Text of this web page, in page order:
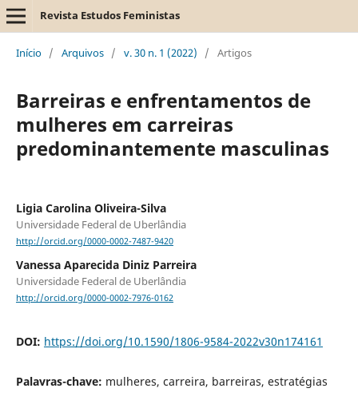
Revista Estudos Feministas
Início / Arquivos / v. 30 n. 1 (2022) / Artigos
Barreiras e enfrentamentos de
mulheres em carreiras
predominantemente masculinas
Ligia Carolina Oliveira-Silva
Universidade Federal de Uberlândia
http://orcid.org/0000-0002-7487-9420
Vanessa Aparecida Diniz Parreira
Universidade Federal de Uberlândia
http://orcid.org/0000-0002-7976-0162
DOI: https://doi.org/10.1590/1806-9584-2022v30n174161
Palavras-chave: mulheres, carreira, barreiras, estratégias